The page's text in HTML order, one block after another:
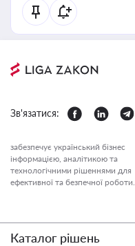
Зв'язатися:
забезпечує український бізнес
інформацією, аналітикою та
технологічними рішеннями для
ефективної та безпечної роботи.
Каталог рішень